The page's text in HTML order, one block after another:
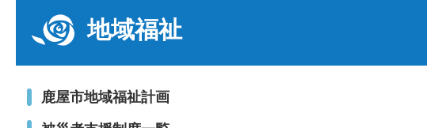
地域福祉
鹿屋市地域福祉計画